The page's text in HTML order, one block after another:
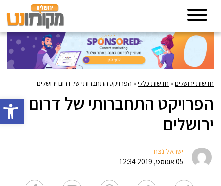
פתח
חדשות ירושלים» חדשות כללי» הפרויקט התחברותי של דרום ירושלים
הפרויקט התחברותי של דרום
ירושלים
ישראל נצח
05 אוגוסט, 2019 12:34